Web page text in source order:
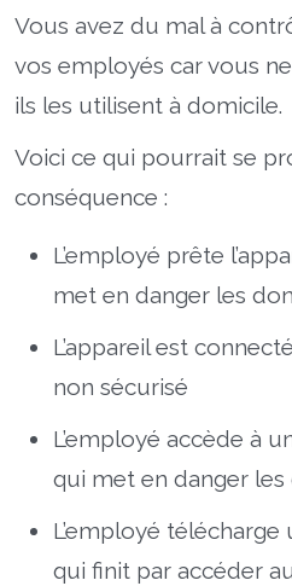
Vous avez du mal à
vos employés car vous
ils les utilisent à domicile.
Voici ce qui pourrait se
conséquence :
L’employé prête
met en danger les
L’appareil est
non sécurisé
L’employé accède à
qui met en danger les
L’employé
qui finit par accéder